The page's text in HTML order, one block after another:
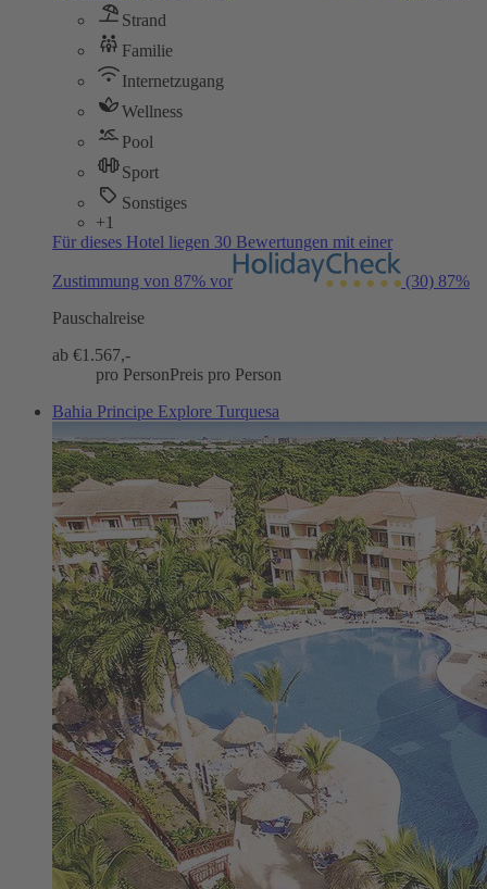
Strand
Familie
Internetzugang
Wellness
Pool
Sport
Sonstiges
+1
Für dieses Hotel liegen 30 Bewertungen mit einer
Zustimmung von 87% vor (30) 87%
Pauschalreise
ab €1.567,-
pro PersonPreis pro Person
Bahia Principe Explore Turquesa